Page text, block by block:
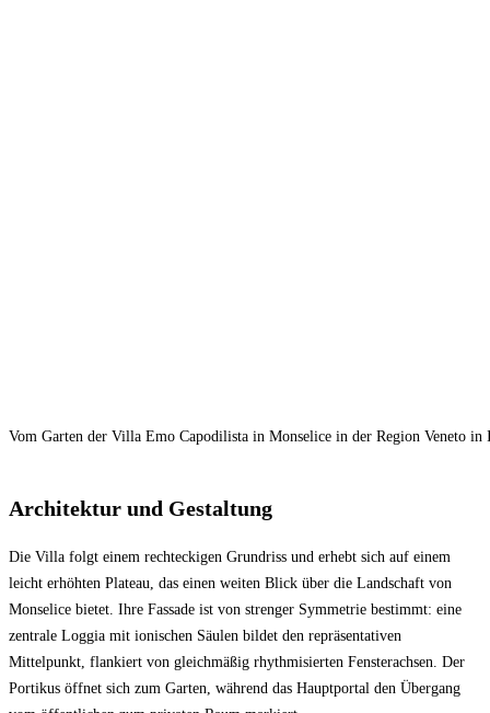
Vom Garten der Villa Emo Capodilista in Monselice in der Region Veneto
Architektur und Gestaltung
Die Villa folgt einem rechteckigen Grundriss und erhebt sich auf einem
leicht erhöhten Plateau, das einen weiten Blick über die Landschaft von
Monselice bietet. Ihre Fassade ist von strenger Symmetrie bestimmt: eine
zentrale Loggia mit ionischen Säulen bildet den repräsentativen
Mittelpunkt, flankiert von gleichmäßig rhythmisierten Fensterachsen. Der
Portikus öffnet sich zum Garten, während das Hauptportal den Übergang